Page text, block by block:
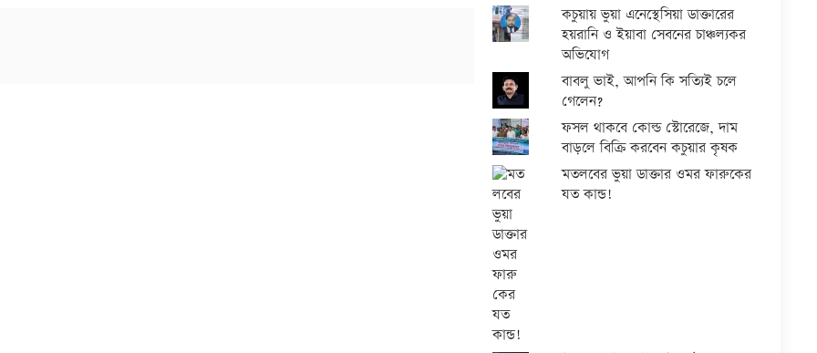
কচুয়ায় ভুয়া এনেস্থেসিয়া ডাক্তারের
হয়রানি ও ইয়াবা সেবনের চাঞ্চল্যকর
অভিযোগ
বাবলু ভাই, আপনি কি সত্যিই চলে
গেলেন?
ফসল থাকবে কোল্ড স্টোরেজে, দাম
বাড়লে বিক্রি করবেন কচুয়ার কৃষক
মতলবের ভুয়া ডাক্তার ওমর ফারুকের
যত কান্ড!